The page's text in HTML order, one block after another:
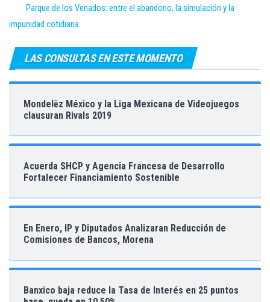
Parque de los Venados: entre el abandono, la simulación y la
impunidad cotidiana
LAS CONSULTAS EN ESTE MOMENTO
Mondelēz México y la Liga Mexicana de Videojuegos
clausuran Rivals 2019
Acuerda SHCP y Agencia Francesa de Desarrollo
Fortalecer Financiamiento Sostenible
En Enero, IP y Diputados Analizaran Reducción de
Comisiones de Bancos, Morena
Banxico baja reduce la Tasa de Interés en 25 puntos